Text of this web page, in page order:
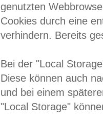
genutzten
Cookies durch eine
verhindern. Bereits
Bei der "Local
Diese können auch
und bei einem
"Local Storage"